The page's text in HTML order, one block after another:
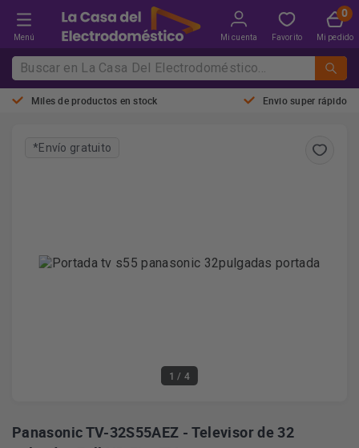
Menú Mi cuenta Favorito Mi pedido
Miles de productos en stock Envio super rápido
1 / 4
*Envío gratuito
Panasonic TV-32S55AEZ - Televisor de 32